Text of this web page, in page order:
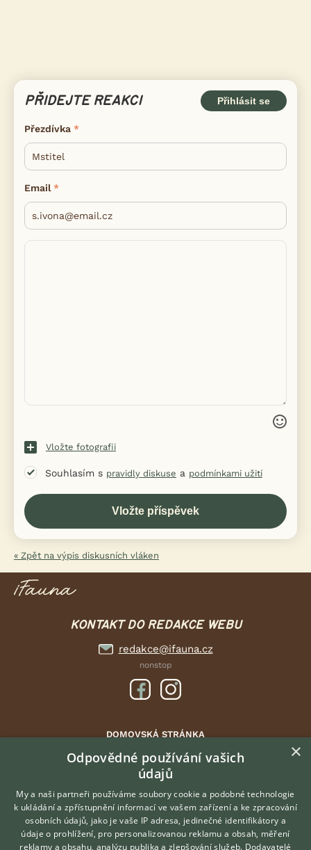
PŘIDEJTE REAKCI Přihlásit se
Přezdívka
Email
Vložte fotografii
Souhlasím s pravidly diskuse a podmínkami užití
« Zpět na výpis diskusních vláken
KONTAKT DO REDAKCE WEBU
redakce@ifauna.cz
nonstop
DOMOVSKÁ STRÁNKA
INZERCE
DISKUSE
ČLÁNKY
ATLAS
O nás
×
Odpovědné používání vašich
údajů
My a naši partneři používáme soubory cookie a podobné technologie
k ukládání a zpřístupnění informací ve vašem zařízení a ke zpracování
osobních údajů, jako je vaše IP adresa, jedinečné identifikátory a
údaje o prohlížení, pro personalizovanou reklamu a obsah, měření
reklamy a obsahu, analýzu publika a zlepšování služeb. Dodavatelé